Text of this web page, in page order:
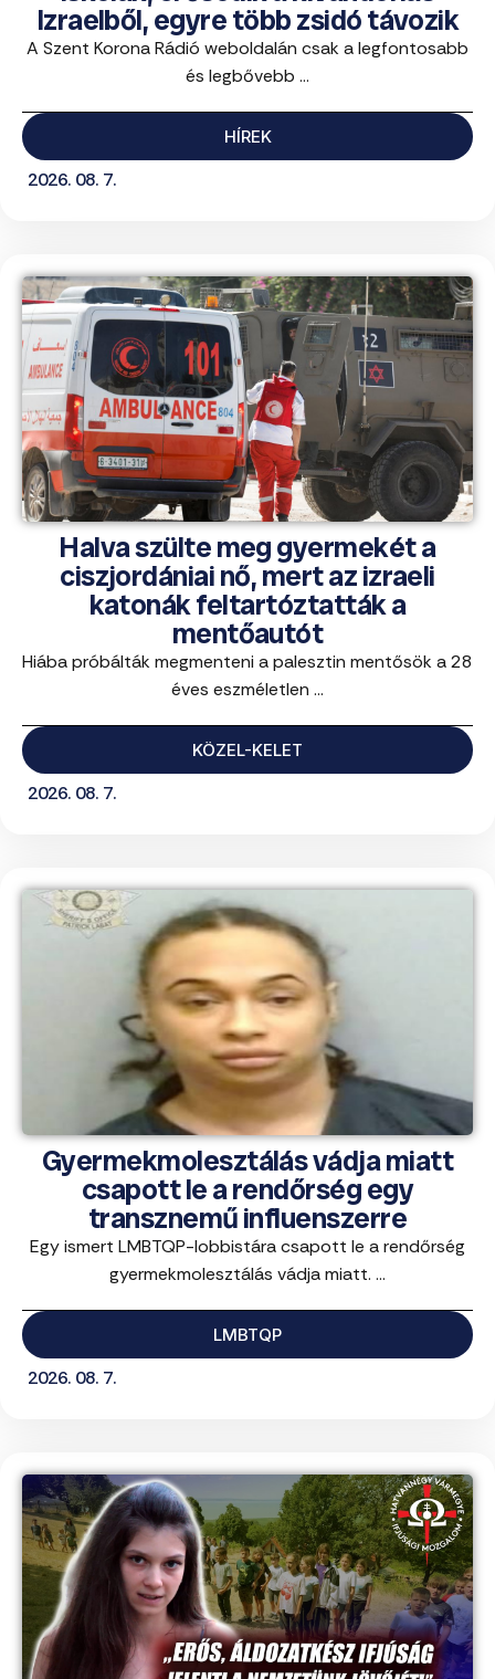
Izraelből, egyre több zsidó távozik
A Szent Korona Rádió weboldalán csak a legfontosabb
és legbővebb ...
HÍREK
2026. 08. 7.
Halva szülte meg gyermekét a
ciszjordániai nő, mert az izraeli
katonák feltartóztatták a
mentőautót
Hiába próbálták megmenteni a palesztin mentősök a 28
éves eszméletlen ...
KÖZEL-KELET
2026. 08. 7.
Gyermekmolesztálás vádja miatt
csapott le a rendőrség egy
transznemű influenszerre
Egy ismert LMBTQP-lobbistára csapott le a rendőrség
gyermekmolesztálás vádja miatt. ...
LMBTQP
2026. 08. 7.